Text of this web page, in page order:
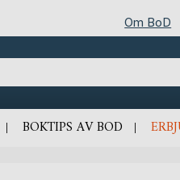
Om BoD
BOKTIPS AV BOD